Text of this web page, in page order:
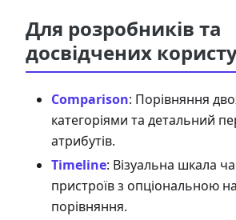
Для розробників та
досвідчених
Comparison: Порівняння
категоріями та детальний
атрибутів.
Timeline: Візуальна шкала
пристроїв з опціональною
порівняння.